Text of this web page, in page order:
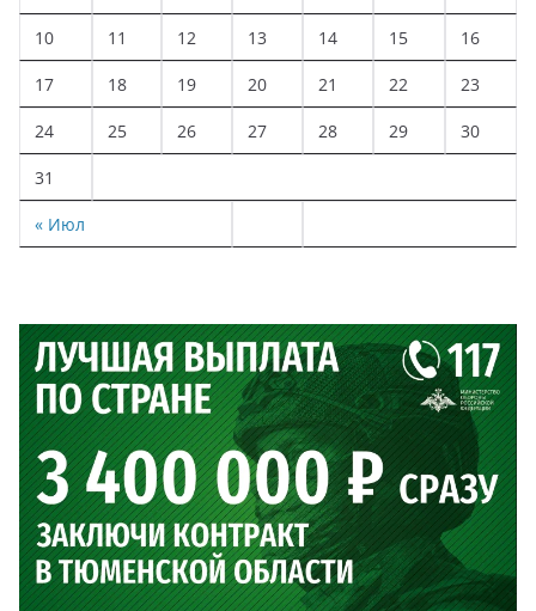
« Июл
10 11 12 13 14 15 16
17 18 19 20 21 22 23
24 25 26 27 28 29 30
31